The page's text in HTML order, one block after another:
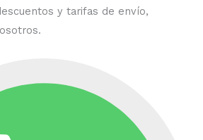
y tarifas de envío,